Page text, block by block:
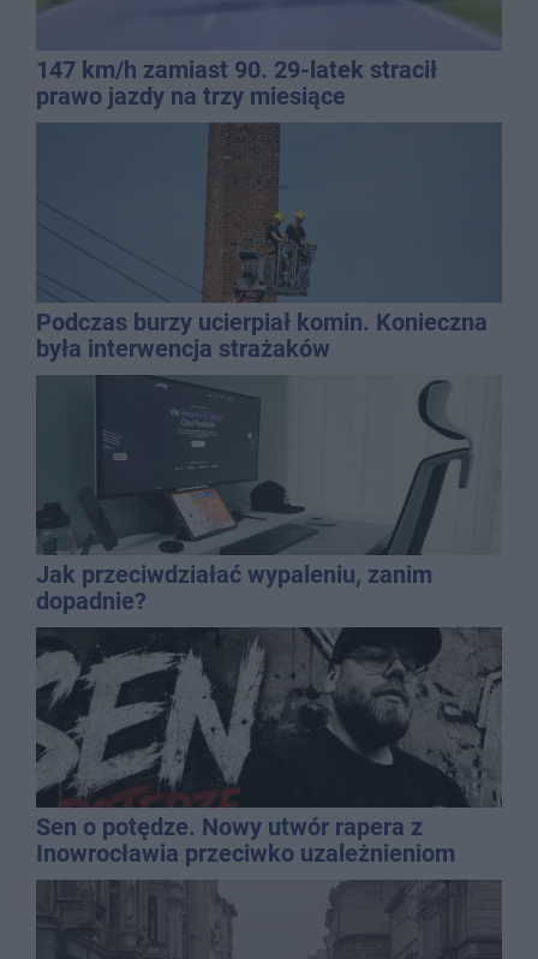
147 km/h zamiast 90. 29-latek stracił
prawo jazdy na trzy miesiące
Podczas burzy ucierpiał komin. Konieczna
była interwencja strażaków
Jak przeciwdziałać wypaleniu, zanim
dopadnie?
Sen o potędze. Nowy utwór rapera z
Inowrocławia przeciwko uzależnieniom